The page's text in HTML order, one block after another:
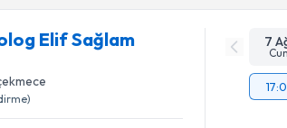
Elif Sağlam 7